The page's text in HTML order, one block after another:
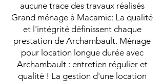
aucune trace des travaux réalisés
Grand ménage à Macamic: La qualité
et l'intégrité définissent chaque
prestation de Archambault. Ménage
pour location longue durée avec
Archambault : entretien régulier et
qualité ! La gestion d'une location